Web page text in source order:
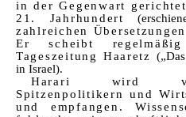
in der Gegenwart
21. Jahrhundert
zahlreichen
Er scheibt
Tageszeitung Haaretz
in Israel).
Harari wird
Spitzenpolitikern und
und empfangen.